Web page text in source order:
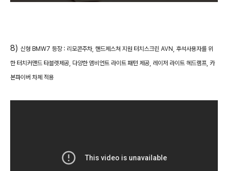
8) 신형 BMW7 등장 : 리모콘주차, 핸드제스쳐 지원 터치스크린 AVN, 후석사용자를 위
한 터치커맨드 타블렛제공, 다양한 앰비언트 라이트 패턴 제공, 레이저 라이트 헤드램프, 카
본파이버 차체 적용